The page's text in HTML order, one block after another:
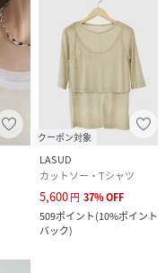
クーポン対象
LASUD
カットソー・Tシャツ
5,600円 37%OFF
509ポイント(10%ポイント
バック)